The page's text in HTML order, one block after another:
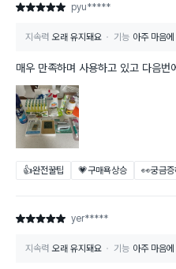
별점 5점 pyu*****
지속력 오래 유지돼요 기능 아주 마음
매우 만족하며 사용하고 있고 다음번
👍완전꿀팁 💗구매욕상승 👀궁금증
별점 5점 yer*****
지속력 오래 유지돼요 기능 아주 마음